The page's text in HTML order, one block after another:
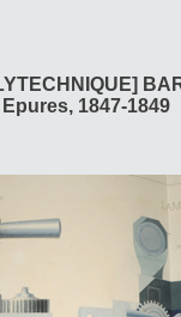
Epures, 1847-1849